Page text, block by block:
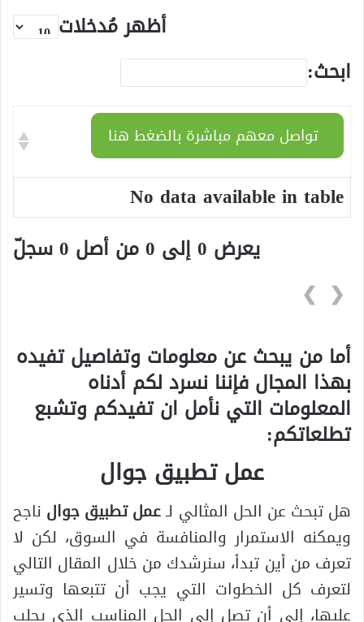
أظهر مُدخلات
ابحث:
تواصل معهم مباشرة بالضغط هنا
No data available in table
يعرض 0 إلى 0 من أصل 0 سجلّ
❮
❯
أما من يبحث عن معلومات وتفاصيل تفيده
بهذا المجال فإننا نسرد لكم أدناه
المعلومات التي نأمل ان تفيدكم وتشبع
تطلعاتكم:
عمل تطبيق جوال
هل تبحث عن الحل المثالي لـعمل تطبيق جوال ناجح
ويمكنه الاستمرار والمنافسة في السوق، لكن لا
تعرف من أين تبدأ، سنرشدك من خلال المقال التالي
لتعرف كل الخطوات التي يجب أن تتبعها وتسير
عليها، إلى أن تصل إلى الحل المناسب الذي يجلب